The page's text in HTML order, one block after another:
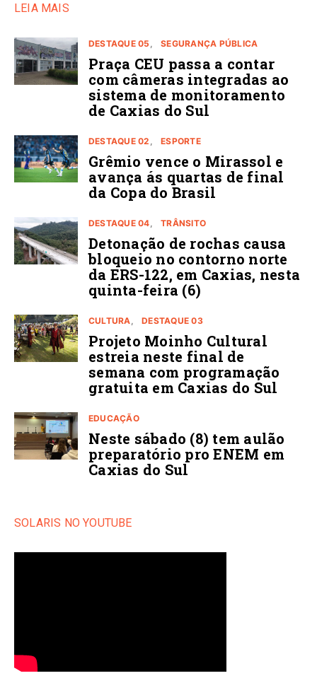
LEIA MAIS
DESTAQUE 05 SEGURANÇA PÚBLICA
Praça CEU passa a contar
com câmeras integradas ao
sistema de monitoramento
de Caxias do Sul
DESTAQUE 02 ESPORTE
Grêmio vence o Mirassol e
avança ás quartas de final
da Copa do Brasil
DESTAQUE 04 TRÂNSITO
Detonação de rochas causa
bloqueio no contorno norte
da ERS-122, em Caxias, nesta
quinta-feira (6)
CULTURA DESTAQUE 03
Projeto Moinho Cultural
estreia neste final de
semana com programação
gratuita em Caxias do Sul
EDUCAÇÃO
Neste sábado (8) tem aulão
preparatório pro ENEM em
Caxias do Sul
SOLARIS NO YOUTUBE